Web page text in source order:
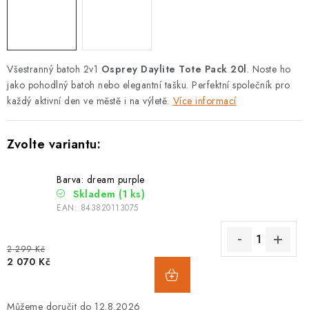
Všestranný batoh 2v1 Osprey Daylite Tote Pack 20l. Noste ho
jako pohodlný batoh nebo elegantní tašku. Perfektní společník pro
každý aktivní den ve městě i na výletě. Více informací
Barva: dream purple
Skladem (1 ks)
EAN: 843820113075
2 299 Kč
2 070 Kč
12.8.2026